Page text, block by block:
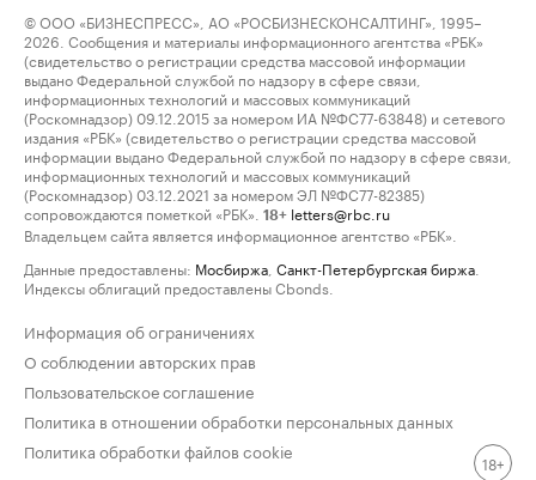
© ООО «БИЗНЕСПРЕСС», АО «РОСБИЗНЕСКОНСАЛТИНГ», 1995–
2026. Сообщения и материалы информационного агентства «РБК»
(свидетельство о регистрации средства массовой информации
выдано Федеральной службой по надзору в сфере связи,
информационных технологий и массовых коммуникаций
(Роскомнадзор) 09.12.2015 за номером ИА №ФС77-63848) и сетевого
издания «РБК» (свидетельство о регистрации средства массовой
информации выдано Федеральной службой по надзору в сфере связи,
информационных технологий и массовых коммуникаций
(Роскомнадзор) 03.12.2021 за номером ЭЛ №ФС77-82385)
сопровождаются пометкой «РБК».
18+ letters@rbc.ru
Владельцем сайта является информационное агентство «РБК».
Данные предоставлены: Мосбиржа Санкт-Петербургская биржа
Индексы облигаций предоставлены Cbonds.
Информация об ограничениях
О соблюдении авторских прав
Пользовательское соглашение
Политика в отношении обработки персональных данных
Политика обработки файлов cookie
18+